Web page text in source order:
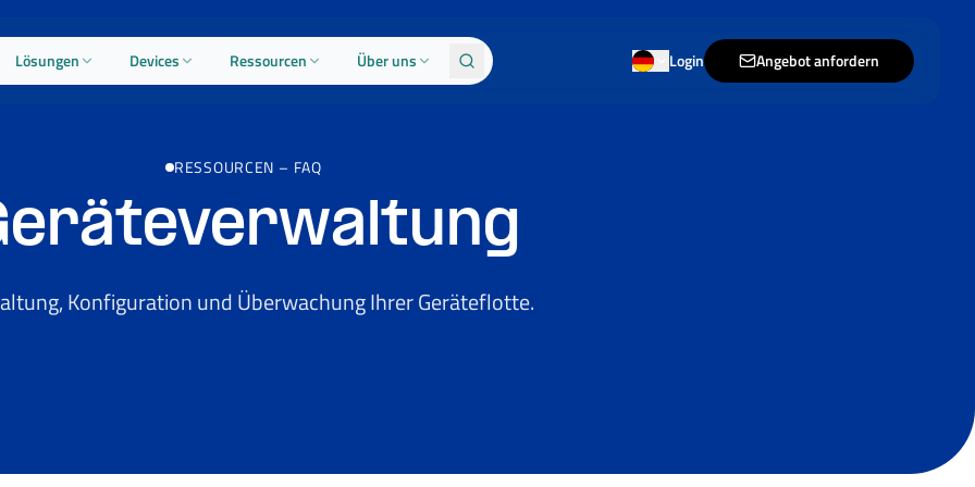
Lösungen Devices Ressourcen Über uns Login Angebot anfordern
RESSOURCEN – FAQ
Konfiguration und Überwachung Ihrer Geräteflotte.